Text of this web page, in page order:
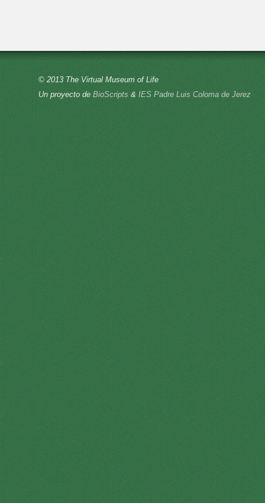
© 2013 The Virtual Museum of Life
Un proyecto de BioScripts & IES Padre Luis Coloma de Jerez